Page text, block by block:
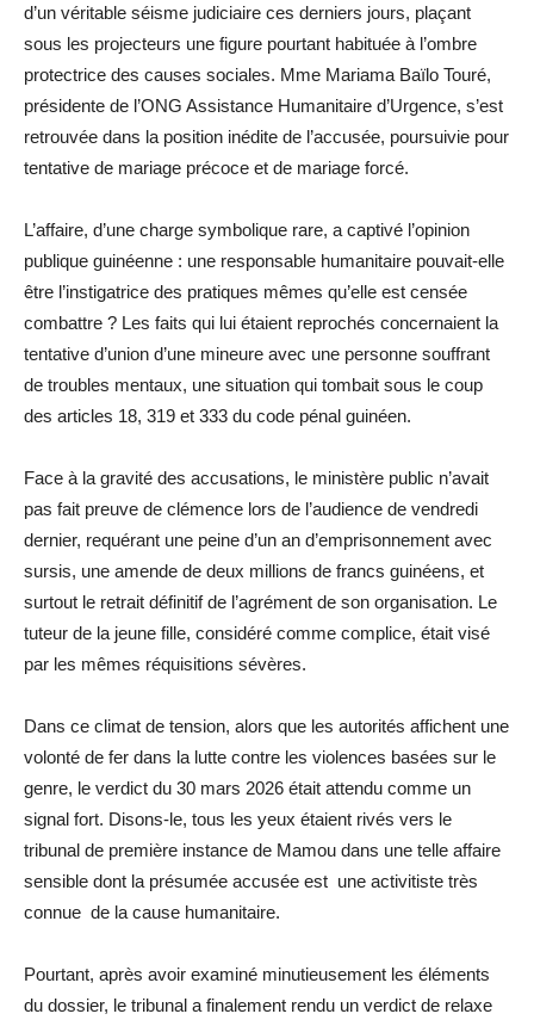
d’un véritable séisme judiciaire ces derniers jours, plaçant
sous les projecteurs une figure pourtant habituée à l’ombre
protectrice des causes sociales. Mme Mariama Baïlo Touré,
présidente de l’ONG Assistance Humanitaire d’Urgence, s’est
retrouvée dans la position inédite de l’accusée, poursuivie pour
tentative de mariage précoce et de mariage forcé.
L’affaire, d’une charge symbolique rare, a captivé l’opinion
publique guinéenne : une responsable humanitaire pouvait-elle
être l’instigatrice des pratiques mêmes qu’elle est censée
combattre ? Les faits qui lui étaient reprochés concernaient la
tentative d’union d’une mineure avec une personne souffrant
de troubles mentaux, une situation qui tombait sous le coup
des articles 18, 319 et 333 du code pénal guinéen.
Face à la gravité des accusations, le ministère public n’avait
pas fait preuve de clémence lors de l’audience de vendredi
dernier, requérant une peine d’un an d’emprisonnement avec
sursis, une amende de deux millions de francs guinéens, et
surtout le retrait définitif de l’agrément de son organisation. Le
tuteur de la jeune fille, considéré comme complice, était visé
par les mêmes réquisitions sévères.
Dans ce climat de tension, alors que les autorités affichent une
volonté de fer dans la lutte contre les violences basées sur le
genre, le verdict du 30 mars 2026 était attendu comme un
signal fort. Disons-le, tous les yeux étaient rivés vers le
tribunal de première instance de Mamou dans une telle affaire
sensible dont la présumée accusée est une activitiste très
connue de la cause humanitaire.
Pourtant, après avoir examiné minutieusement les éléments
du dossier, le tribunal a finalement rendu un verdict de relaxe